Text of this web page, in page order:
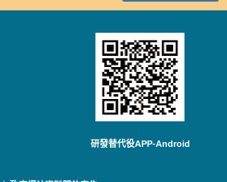
研發替代役APP-Android